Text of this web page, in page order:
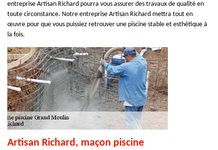
entreprise Artisan Richard pourra vous assurer des travaux de qualité en
toute circonstance. Notre entreprise Artisan Richard mettra tout en
œuvre pour que vous puissiez retrouver une piscine stable et esthétique à
la fois.
Artisan Richard, maçon piscine